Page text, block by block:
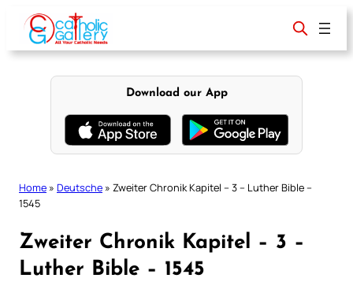
content
Download our App
Home » Deutsche » Zweiter Chronik Kapitel – 3 – Luther Bible –
1545
Zweiter Chronik Kapitel – 3 –
Luther Bible – 1545